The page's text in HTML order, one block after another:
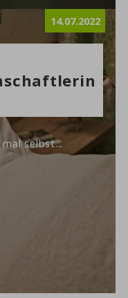
14.07.2022
selbst...